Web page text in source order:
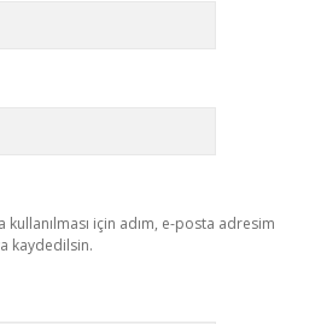
için adım, e-posta adresim
kaydedilsin.